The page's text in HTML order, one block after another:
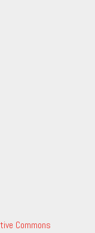
Commons